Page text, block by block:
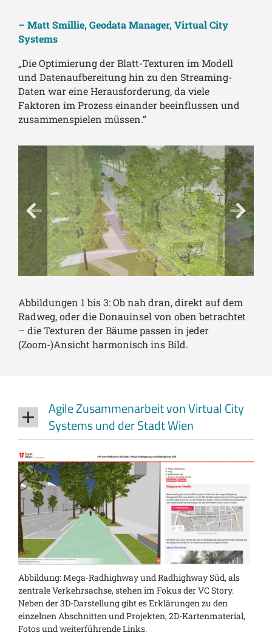
– Matt Smillie, Geodata Manager, Virtual City
Systems
„Die Optimierung der Blatt-Texturen im Modell
und Datenaufbereitung hin zu den Streaming-
Daten war eine Herausforderung, da viele
Faktoren im Prozess einander beeinflussen und
zusammenspielen müssen.“
Abbildungen 1 bis 3: Ob nah dran, direkt auf dem
Radweg, oder die Donauinsel von oben betrachtet
– die Texturen der Bäume passen in jeder
(Zoom-)Ansicht harmonisch ins Bild.
Agile Zusammenarbeit von Virtual City
Systems und der Stadt Wien
Abbildung: Mega-Radhighway und Radhighway Süd, als
zentrale Verkehrsachse, stehen im Fokus der VC Story.
Neben der 3D-Darstellung gibt es Erklärungen zu den
einzelnen Abschnitten und Projekten, 2D-Kartenmaterial,
Fotos und weiterführende Links.